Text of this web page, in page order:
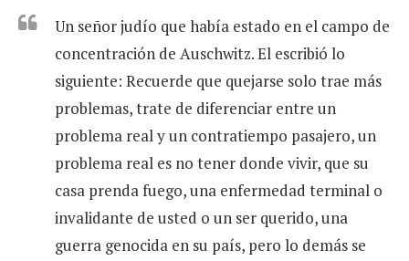
Un señor judío que había estado en el campo de
concentración de Auschwitz. El escribió lo
siguiente: Recuerde que quejarse solo trae más
problemas, trate de diferenciar entre un
problema real y un contratiempo pasajero, un
problema real es no tener donde vivir, que su
casa prenda fuego, una enfermedad terminal o
invalidante de usted o un ser querido, una
guerra genocida en su país, pero lo demás se